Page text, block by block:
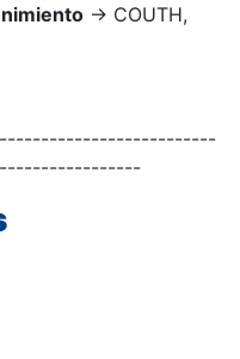
→ COUTH,